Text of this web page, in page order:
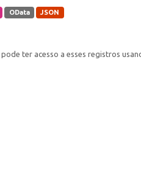
OData JSON
ter acesso a esses registros